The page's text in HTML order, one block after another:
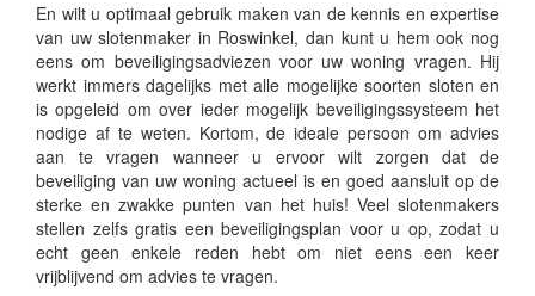
En wilt u optimaal gebruik maken van de kennis en expertise
van uw slotenmaker in Roswinkel, dan kunt u hem ook nog
eens om beveiligingsadviezen voor uw woning vragen. Hij
werkt immers dagelijks met alle mogelijke soorten sloten en
is opgeleid om over ieder mogelijk beveiligingssysteem het
nodige af te weten. Kortom, de ideale persoon om advies
aan te vragen wanneer u ervoor wilt zorgen dat de
beveiliging van uw woning actueel is en goed aansluit op de
sterke en zwakke punten van het huis! Veel slotenmakers
stellen zelfs gratis een beveiligingsplan voor u op, zodat u
echt geen enkele reden hebt om niet eens een keer
vrijblijvend om advies te vragen.